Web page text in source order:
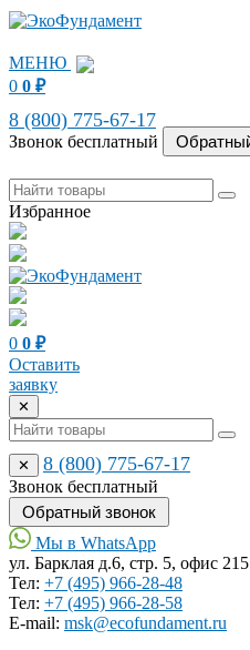
МЕНЮ
0 0 ₽
8 (800) 775-67-17
Звонок бесплатный
Избранное
0 0 ₽
Оставить
заявку
✕
✕ 8 (800) 775-67-17
Звонок бесплатный
Мы в WhatsApp
ул. Барклая д.6, стр. 5, офис 215
Тел: +7 (495) 966-28-48
Тел: +7 (495) 966-28-58
Е-mail: msk@ecofundament.ru